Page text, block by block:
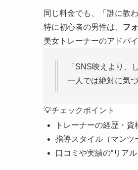
同じ料金でも、「誰に教
特に初心者の男性は、 フ
美女トレーナーのアドバ
「SNS映えより、
一人では絶対に気
💡チェックポイント
トレーナーの経歴・資
指導スタイル（マンツ
口コミや実績の“リアル